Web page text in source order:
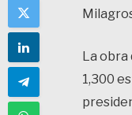
La obra
1,300